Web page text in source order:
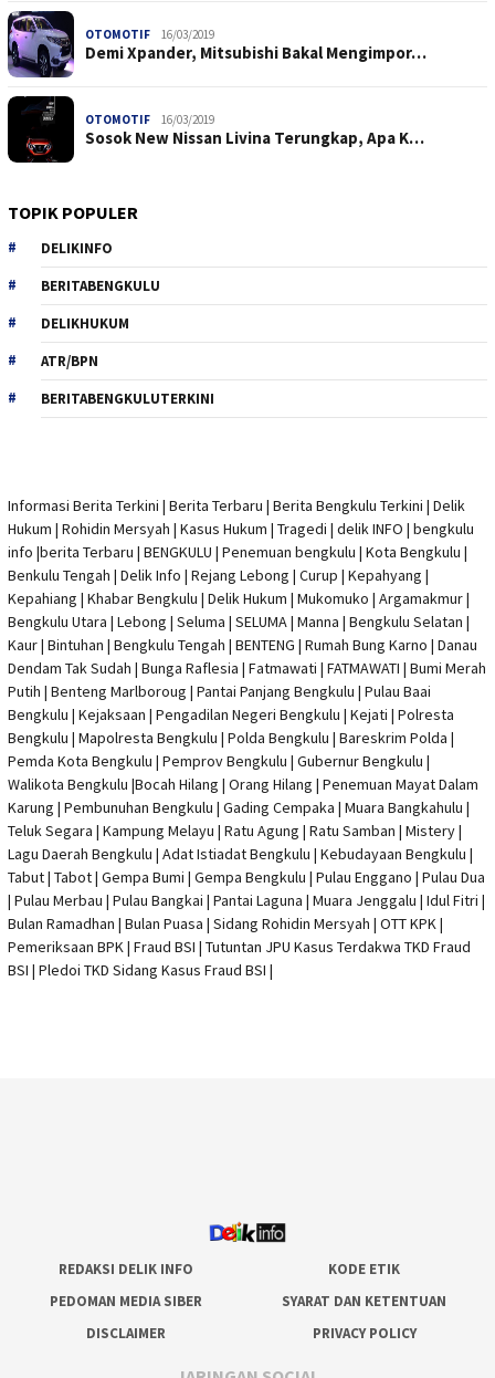
OTOMOTIF 16/03/2019
Demi Xpander, Mitsubishi Bakal Mengimpor…
OTOMOTIF 16/03/2019
Sosok New Nissan Livina Terungkap, Apa K…
TOPIK POPULER
DELIKINFO
BERITABENGKULU
DELIKHUKUM
ATR/BPN
BERITABENGKULUTERKINI
Informasi Berita Terkini | Berita Terbaru | Berita Bengkulu Terkini | Delik
Hukum | Rohidin Mersyah | Kasus Hukum | Tragedi | delik INFO | bengkulu
info |berita Terbaru | BENGKULU | Penemuan bengkulu | Kota Bengkulu |
Benkulu Tengah | Delik Info | Rejang Lebong | Curup | Kepahyang |
Kepahiang | Khabar Bengkulu | Delik Hukum | Mukomuko | Argamakmur |
Bengkulu Utara | Lebong | Seluma | SELUMA | Manna | Bengkulu Selatan |
Kaur | Bintuhan | Bengkulu Tengah | BENTENG | Rumah Bung Karno | Danau
Dendam Tak Sudah | Bunga Raflesia | Fatmawati | FATMAWATI | Bumi Merah
Putih | Benteng Marlboroug | Pantai Panjang Bengkulu | Pulau Baai
Bengkulu | Kejaksaan | Pengadilan Negeri Bengkulu | Kejati | Polresta
Bengkulu | Mapolresta Bengkulu | Polda Bengkulu | Bareskrim Polda |
Pemda Kota Bengkulu | Pemprov Bengkulu | Gubernur Bengkulu |
Walikota Bengkulu |Bocah Hilang | Orang Hilang | Penemuan Mayat Dalam
Karung | Pembunuhan Bengkulu | Gading Cempaka | Muara Bangkahulu |
Teluk Segara | Kampung Melayu | Ratu Agung | Ratu Samban | Mistery |
Lagu Daerah Bengkulu | Adat Istiadat Bengkulu | Kebudayaan Bengkulu |
Tabut | Tabot | Gempa Bumi | Gempa Bengkulu | Pulau Enggano | Pulau Dua
| Pulau Merbau | Pulau Bangkai | Pantai Laguna | Muara Jenggalu | Idul Fitri |
Bulan Ramadhan | Bulan Puasa | Sidang Rohidin Mersyah | OTT KPK|
Pemeriksaan BPK | Fraud BSI | Tutuntan JPU Kasus Terdakwa TKD Fraud
BSI | Pledoi TKD Sidang Kasus Fraud BSI |
REDAKSI DELIK INFO
KODE ETIK
PEDOMAN MEDIA SIBER
SYARAT DAN KETENTUAN
DISCLAIMER
PRIVACY POLICY